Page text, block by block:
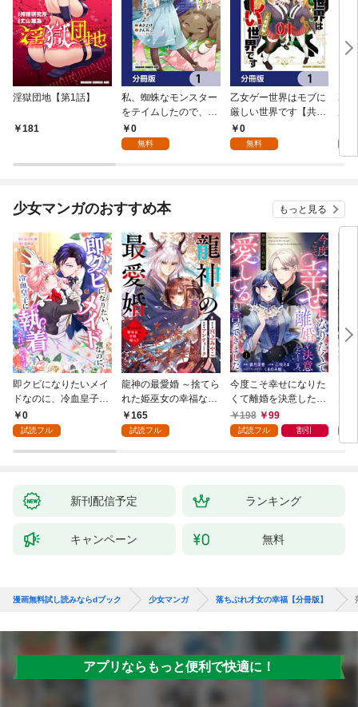
淫獄団地【第1話】
181
私、蜘蛛なモンスター
をテイムしたので、ス
パイダーシルクで裁縫
を頑張ります！【分冊
0
無料
乙女ゲー世界はモブに
厳しい世界です【共和
国編】【分冊版】 1
0
無料
乙
少女マンガのおすすめ本 もっと見る
即クビになりたいメイ
ドなのに、冷血皇子に
執着されています第1
話
0
試読フル
龍神の最愛婚 ～捨てら
れた姫巫女の幸福な嫁
入り～: 1
165
試読フル
今度こそ幸せになりた
くて離婚を決意したと
ころ、無表情な旦那様
が「愛してる」と言っ
198 99
試読フル 割引
新刊配信予定 ランキング
キャンペーン 無料
漫画無料試し読みならdブック 少女マンガ 落ちぶれ才女の幸福【分冊版】
アプリならもっと便利で快適に！